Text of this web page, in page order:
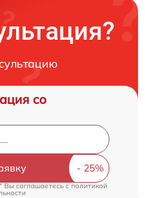
со
Вы соглашаетесь cполитикой